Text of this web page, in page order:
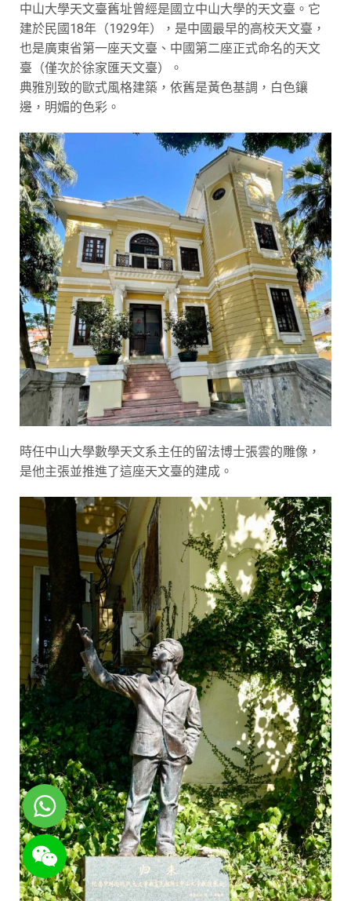
中山大學天文臺舊址曾經是國立中山大學的天文臺。它
建於民國18年（1929年），是中國最早的高校天文臺，
也是廣東省第一座天文臺、中國第二座正式命名的天文
臺（僅次於徐家匯天文臺）。
典雅別致的歐式風格建築，依舊是黃色基調，白色鑲
邊，明媚的色彩。
時任中山大學數學天文系主任的留法博士張雲的雕像，
是他主張並推進了這座天文臺的建成。
WhatsApp
WeChat: rsgt819